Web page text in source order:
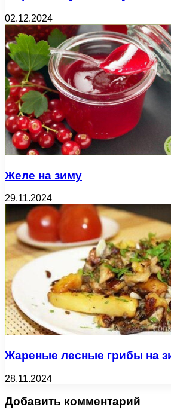
02.12.2024
Желе на зиму
29.11.2024
Жареные лесные грибы на
28.11.2024
Добавить комментарий